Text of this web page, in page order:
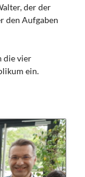
der der
den Aufgaben
die vier
ein.